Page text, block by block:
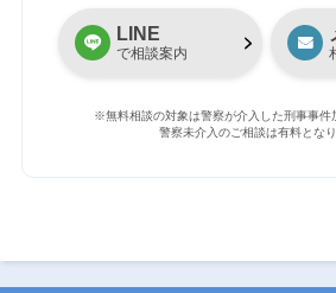
LINE
で相談案内
※無料相談の対象は警察が介入した刑事事件
警察未介入のご相談は有料となり